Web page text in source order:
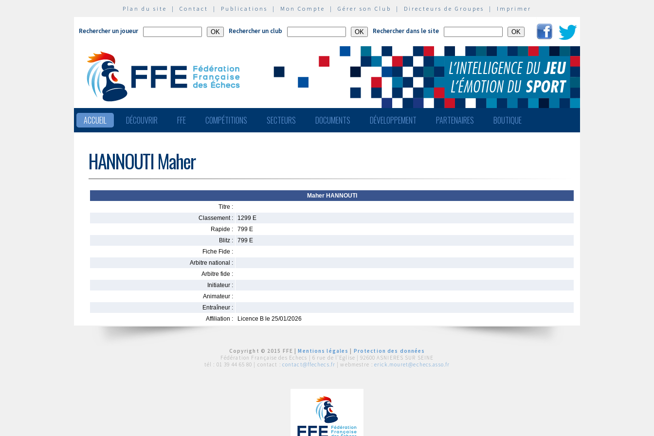
Plan du site | Contact | Publications | Mon Compte | Gérer son Club | Directeurs de Groupes | Imprimer
Rechercher un joueur Rechercher un club Rechercher dans le site
ACCUEIL DÉCOUVRIR FFE COMPÉTITIONS SECTEURS DOCUMENTS DÉVELOPPEMENT PARTENAIRES BOUTIQUE
HANNOUTI Maher
Maher HANNOUTI
Titre :
Classement :
1299 E
Rapide :
799 E
Blitz :
799 E
Fiche Fide :
Arbitre national :
Arbitre fide :
Initiateur :
Animateur :
Entraîneur :
Affiliation :
Licence B le 25/01/2026
Copyright © 2015 FFE |Mentions légales
Protection des données
Fédération Française des Echecs | 6 rue de l'Eglise | 92600 ASNIERES SUR SEINE
tél : 01 39 44 65 80 | contact : contact@ffechecs.fr | webmestre : erick.mouret@echecs.asso.fr